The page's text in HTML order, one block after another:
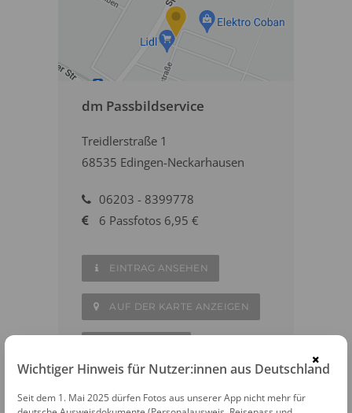
dm Passbildservice
Treidlerstraße 1
68535 Edingen-Neckarhausen
06203 - 8399778
6 Passfotos 6,95 €
EINTRAG ANSEHEN
AUF DER KARTE ANZEIGEN
×
Wichtiger Hinweis für Nutzer:innen aus Deutschland
Seit dem 1. Mai 2025 dürfen Fotos aus unserer App nicht mehr für